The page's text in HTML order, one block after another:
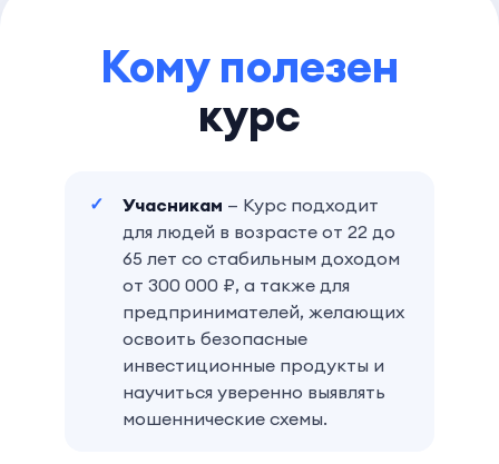
Кому полезен
курс
Учасникам — Курс подходит
для людей в возрасте от 22 до
65 лет со стабильным доходом
от 300 000 ₽, а также для
предпринимателей, желающих
освоить безопасные
инвестиционные продукты и
научиться уверенно выявлять
мошеннические схемы.